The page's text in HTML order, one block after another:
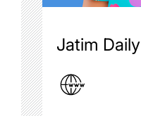
Jatim Daily